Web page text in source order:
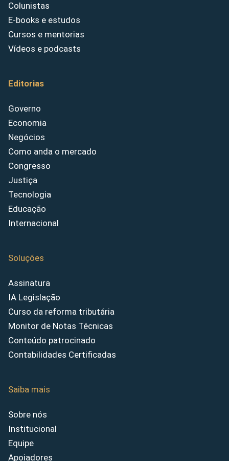
Colunistas
E-books e estudos
Cursos e mentorias
Vídeos e podcasts
Editorias
Governo
Economia
Negócios
Como anda o mercado
Congresso
Justiça
Tecnologia
Educação
Internacional
Soluções
Assinatura
IA Legislação
Curso da reforma tributária
Monitor de Notas Técnicas
Conteúdo patrocinado
Contabilidades Certificadas
Saiba mais
Sobre nós
Institucional
Equipe
Apoiadores